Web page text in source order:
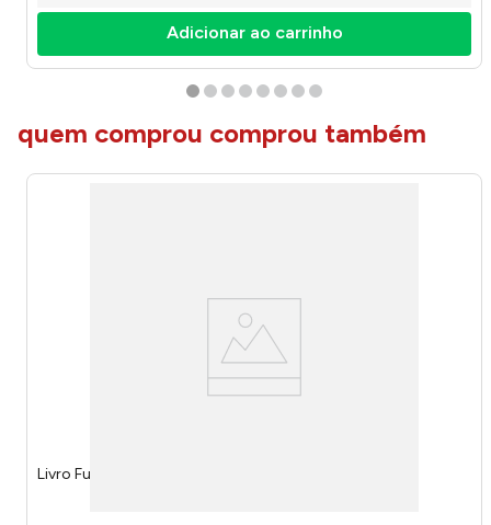
Adicionar ao carrinho
quem comprou comprou também
Livro Futebol Brasil & Argentina 22627 - Magic